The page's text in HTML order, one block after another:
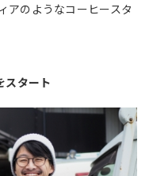
アのようなコーヒースタ
タート